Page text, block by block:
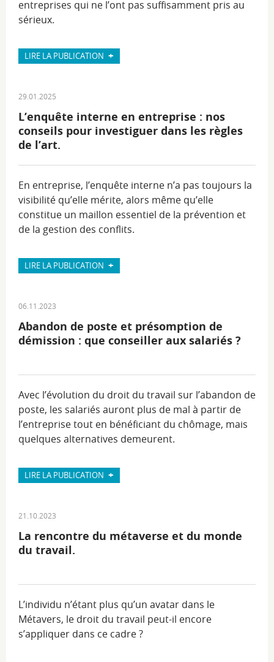
entreprises qui ne l’ont pas suffisamment pris au
sérieux.
LIRE LA PUBLICATION +
29.01.2025
L’enquête interne en entreprise : nos
conseils pour investiguer dans les règles
de l’art.
En entreprise, l’enquête interne n’a pas toujours la
visibilité qu’elle mérite, alors même qu’elle
constitue un maillon essentiel de la prévention et
de la gestion des conflits.
LIRE LA PUBLICATION +
06.11.2023
Abandon de poste et présomption de
démission : que conseiller aux salariés ?
Avec l’évolution du droit du travail sur l’abandon de
poste, les salariés auront plus de mal à partir de
l’entreprise tout en bénéficiant du chômage, mais
quelques alternatives demeurent.
LIRE LA PUBLICATION +
21.10.2023
La rencontre du métaverse et du monde
du travail.
L’individu n’étant plus qu’un avatar dans le
Métavers, le droit du travail peut-il encore
s’appliquer dans ce cadre ?